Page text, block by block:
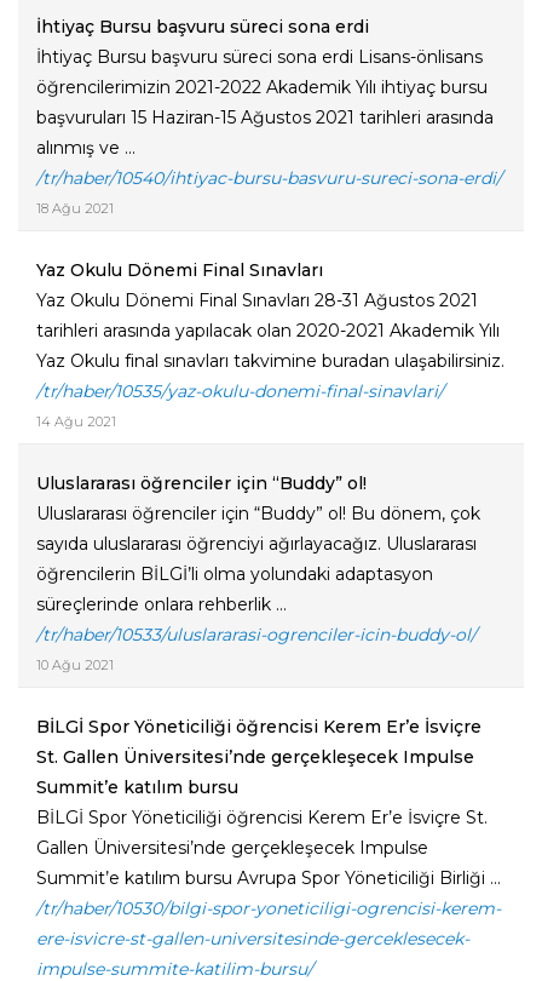
İhtiyaç Bursu başvuru süreci sona erdi
İhtiyaç Bursu başvuru süreci sona erdi Lisans-önlisans
öğrencilerimizin 2021-2022 Akademik Yılı ihtiyaç bursu
başvuruları 15 Haziran-15 Ağustos 2021 tarihleri arasında
alınmış ve ...
/tr/haber/10540/ihtiyac-bursu-basvuru-sureci-sona-erdi/
18 Ağu 2021
Yaz Okulu Dönemi Final Sınavları
Yaz Okulu Dönemi Final Sınavları 28-31 Ağustos 2021
tarihleri arasında yapılacak olan 2020-2021 Akademik Yılı
Yaz Okulu final sınavları takvimine buradan ulaşabilirsiniz.
/tr/haber/10535/yaz-okulu-donemi-final-sinavlari/
14 Ağu 2021
Uluslararası öğrenciler için “Buddy” ol!
Uluslararası öğrenciler için “Buddy” ol! Bu dönem, çok
sayıda uluslararası öğrenciyi ağırlayacağız. Uluslararası
öğrencilerin BİLGİ’li olma yolundaki adaptasyon
süreçlerinde onlara rehberlik ...
/tr/haber/10533/uluslararasi-ogrenciler-icin-buddy-ol/
10 Ağu 2021
BİLGİ Spor Yöneticiliği öğrencisi Kerem Er’e İsviçre
St. Gallen Üniversitesi’nde gerçekleşecek Impulse
Summit’e katılım bursu
BİLGİ Spor Yöneticiliği öğrencisi Kerem Er’e İsviçre St.
Gallen Üniversitesi’nde gerçekleşecek Impulse
Summit’e katılım bursu Avrupa Spor Yöneticiliği Birliği ...
/tr/haber/10530/bilgi-spor-yoneticiligi-ogrencisi-kerem-
ere-isvicre-st-gallen-universitesinde-gerceklesecek-
impulse-summite-katilim-bursu/